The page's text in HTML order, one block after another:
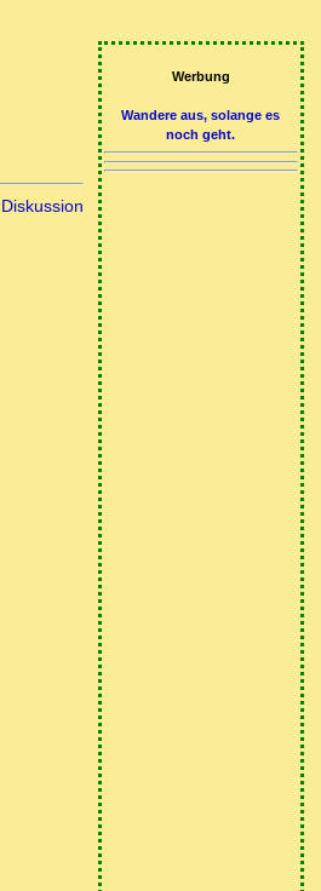
Werbung
Wandere aus, solange es
noch geht.